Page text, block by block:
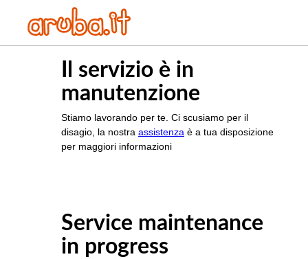
Il servizio è in
manutenzione
Stiamo lavorando per te. Ci scusiamo per il
disagio, la nostra assistenza è a tua disposizione
per maggiori informazioni
Service maintenance
in progress